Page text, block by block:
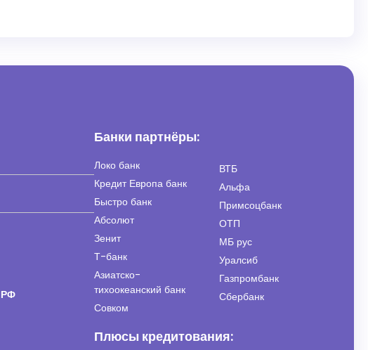
РФ
Банки партнёры:
Локо банк
Кредит Европа банк
Быстро банк
Абсолют
Зенит
Т-банк
Азиатско-
тихоокеанский банк
Совком
ВТБ
Альфа
Примсоцбанк
ОТП
МБ рус
Уралсиб
Газпромбанк
Сбербанк
Плюсы кредитования: